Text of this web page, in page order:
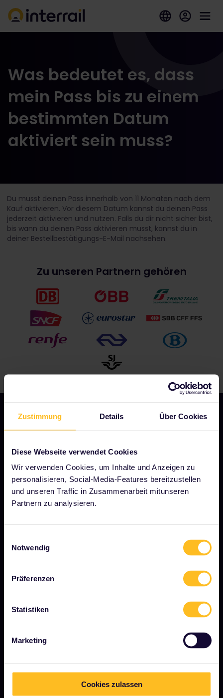
Zustimmung Details Über Cookies
Diese Webseite verwendet Cookies
Wir verwenden Cookies, um Inhalte und Anzeigen zu
personalisieren, Social-Media-Features bereitzustellen
und unseren Traffic in Zusammenarbeit mitunseren
Partnern zu analysieren.
Notwendig
Präferenzen
Statistiken
Marketing
Cookies zulassen
Was bedeutet es, dass
mein Pass bis zu einem
bestimmten Datum
aktiviert sein muss?
Du musst deinen Pass innerhalb von 11 Monaten nach dem
Kauf aktivieren. Vor diesem Datum kannst du deinen Pass
jederzeit aktivieren und nutzen. Falls du dir nicht sicher bist,
bis wann du deinen Pass aktivieren musst, kannst du in
deiner Bestellbestätigungs-E-Mail nachsehen.
Zu unseren Partnern gehören
Stellenangebote
Interrail-Folgenbericht
Was ist Interrail?
Nachhaltiger Tourismus